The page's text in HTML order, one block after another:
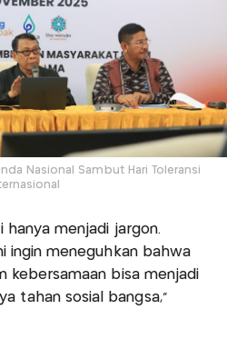
Nasional Sambut Hari Toleransi
hanya menjadi jargon.
ingin meneguhkan bahwa
kebersamaan bisa menjadi
tahan sosial bangsa,”